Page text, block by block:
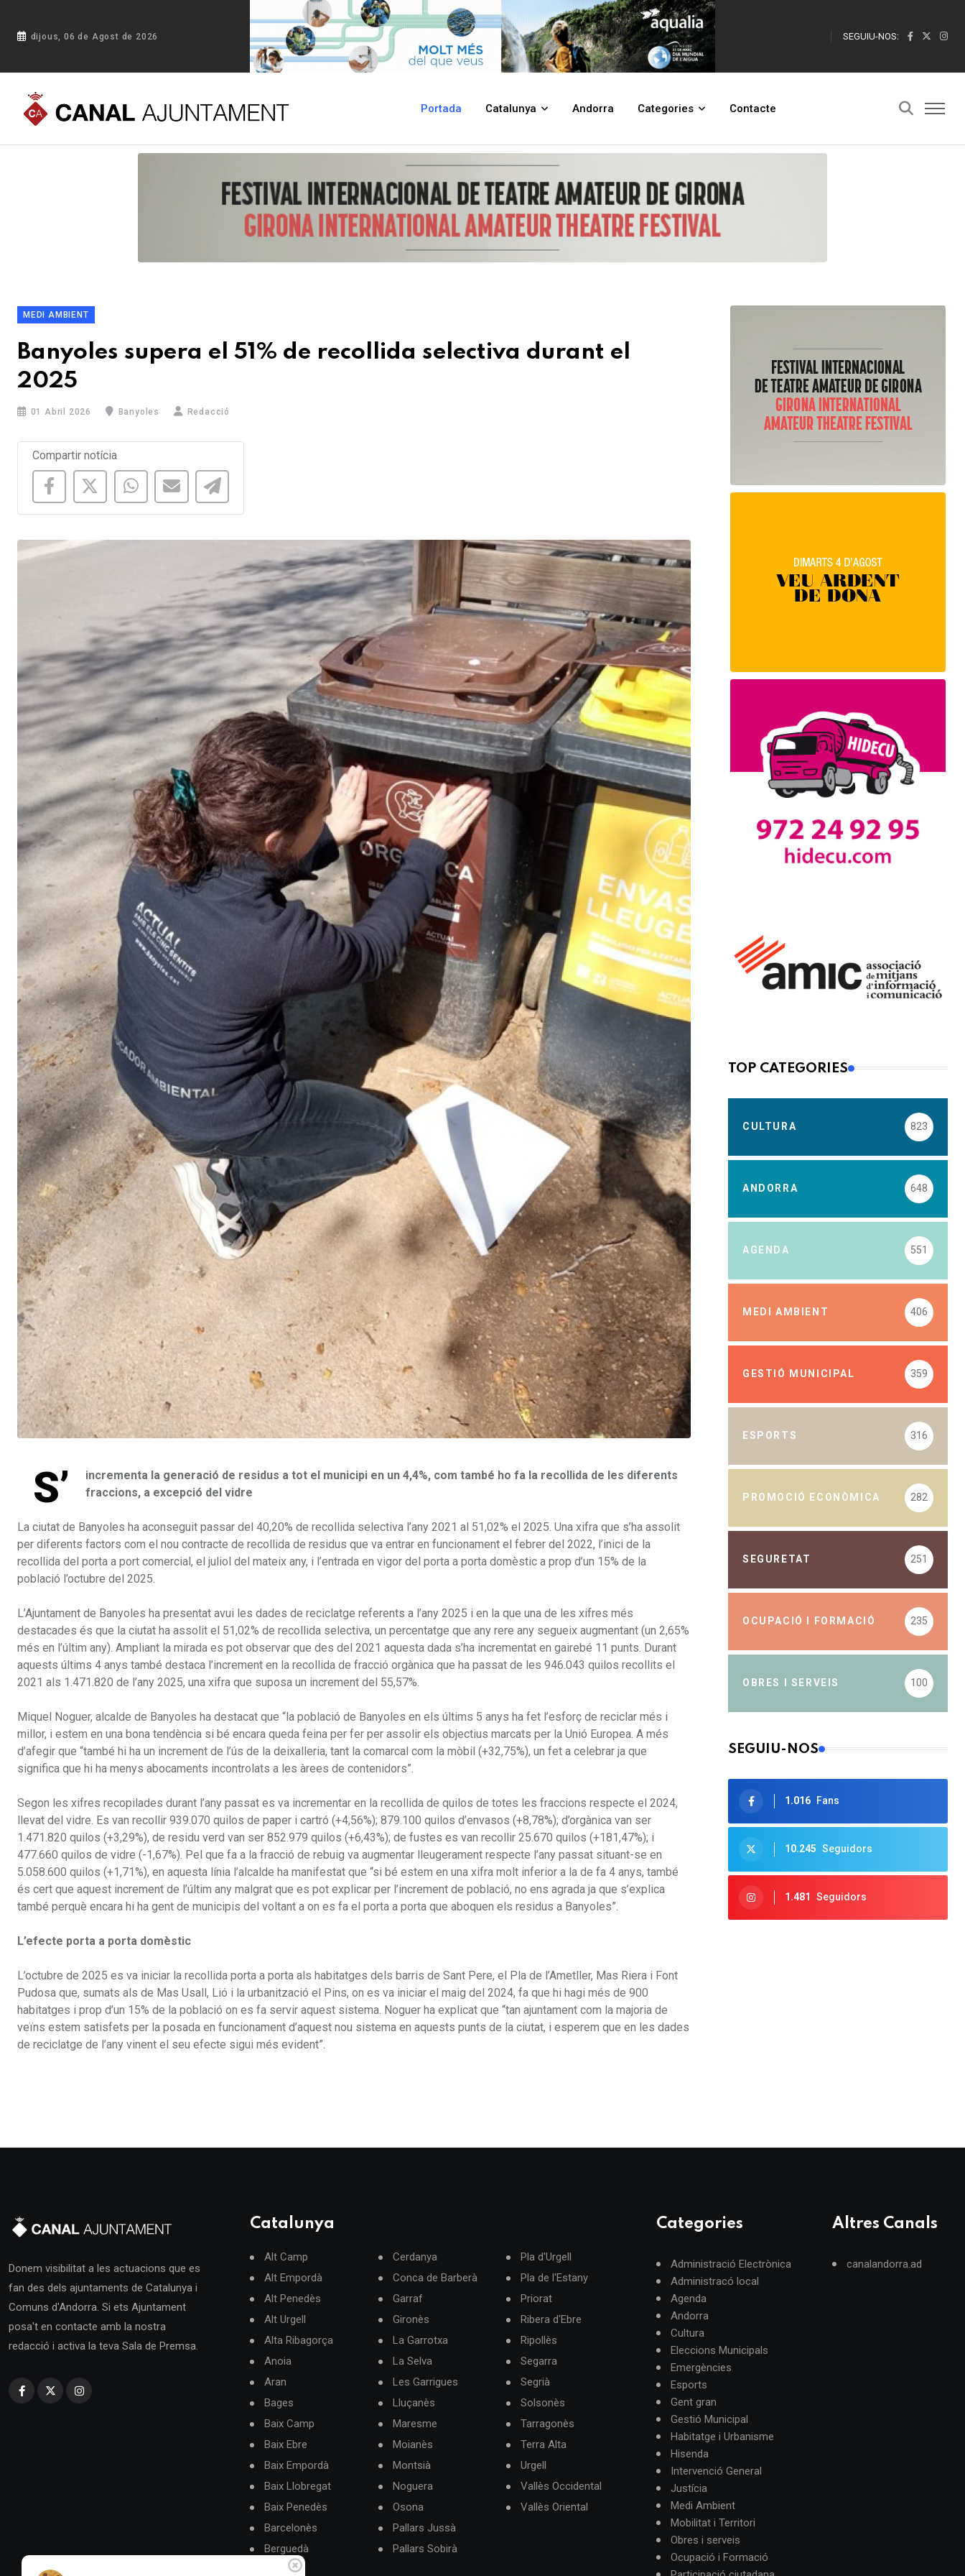
dijous, 06 de Agost de 2026 SEGUIU-NOS:
Portada Catalunya Andorra Categories Contacte
Portada Blog Banyoles supera el 51% de recollida selectiva durant el 2025
MEDI AMBIENT
Banyoles supera el 51% de recollida selectiva durant el
2025
01 Abril 2026 Banyoles Redacció
Compartir notícia
S’
incrementa la generació de residus a tot el municipi en un 4,4%, com també ho fa la recollida de les diferents
fraccions, a excepció del vidre
La ciutat de Banyoles ha aconseguit passar del 40,20% de recollida selectiva l’any 2021 al 51,02% el 2025. Una xifra que s’ha assolit
per diferents factors com el nou contracte de recollida de residus que va entrar en funcionament el febrer del 2022, l’inici de la
recollida del porta a port comercial, el juliol del mateix any, i l’entrada en vigor del porta a porta domèstic a prop d’un 15% de la
població l’octubre del 2025.
L’Ajuntament de Banyoles ha presentat avui les dades de reciclatge referents a l’any 2025 i en la que una de les xifres més
destacades és que la ciutat ha assolit el 51,02% de recollida selectiva, un percentatge que any rere any segueix augmentant (un 2,65%
més en l’últim any). Ampliant la mirada es pot observar que des del 2021 aquesta dada s’ha incrementat en gairebé 11 punts. Durant
aquests últims 4 anys també destaca l’increment en la recollida de fracció orgànica que ha passat de les 946.043 quilos recollits el
2021 als 1.471.820 de l’any 2025, una xifra que suposa un increment del 55,57%.
Miquel Noguer, alcalde de Banyoles ha destacat que “la població de Banyoles en els últims 5 anys ha fet l’esforç de reciclar més i
millor, i estem en una bona tendència si bé encara queda feina per fer per assolir els objectius marcats per la Unió Europea. A més
d’afegir que “també hi ha un increment de l’ús de la deixalleria, tant la comarcal com la mòbil (+32,75%), un fet a celebrar ja que
significa que hi ha menys abocaments incontrolats a les àrees de contenidors”.
Segon les xifres recopilades durant l’any passat es va incrementar en la recollida de quilos de totes les fraccions respecte el 2024,
llevat del vidre. Es van recollir 939.070 quilos de paper i cartró (+4,56%); 879.100 quilos d’envasos (+8,78%); d’orgànica van ser
1.471.820 quilos (+3,29%), de residu verd van ser 852.979 quilos (+6,43%); de fustes es van recollir 25.670 quilos (+181,47%); i
477.660 quilos de vidre (-1,67%). Pel que fa a la fracció de rebuig va augmentar lleugerament respecte l’any passat situant-se en
5.058.600 quilos (+1,71%), en aquesta línia l’alcalde ha manifestat que “si bé estem en una xifra molt inferior a la de fa 4 anys, també
és cert que aquest increment de l’últim any malgrat que es pot explicar per l’increment de població, no ens agrada ja que s’explica
també perquè encara hi ha gent de municipis del voltant a on es fa el porta a porta que aboquen els residus a Banyoles”.
L’efecte porta a porta domèstic
L’octubre de 2025 es va iniciar la recollida porta a porta als habitatges dels barris de Sant Pere, el Pla de l’Ametller, Mas Riera i Font
Pudosa que, sumats als de Mas Usall, Lió i la urbanització el Pins, on es va iniciar el maig del 2024, fa que hi hagi més de 900
habitatges i prop d’un 15% de la població on es fa servir aquest sistema. Noguer ha explicat que “tan ajuntament com la majoria de
veïns estem satisfets per la posada en funcionament d’aquest nou sistema en aquests punts de la ciutat, i esperem que en les dades
de reciclatge de l’any vinent el seu efecte sigui més evident”.
TOP CATEGORIES
CULTURA 823
ANDORRA 648
AGENDA 551
MEDI AMBIENT 406
GESTIÓ MUNICIPAL 359
ESPORTS 316
PROMOCIÓ ECONÒMICA 282
SEGURETAT 251
OCUPACIÓ I FORMACIÓ 235
OBRES I SERVEIS 100
SEGUIU-NOS
1.016 Fans
10.245 Seguidors
1.481 Seguidors
Donem visibilitat a les actuacions que es
fan des dels ajuntaments de Catalunya i
Comuns d'Andorra. Si ets Ajuntament
posa't en contacte amb la nostra
redacció i activa la teva Sala de Premsa.
Catalunya
Alt Camp
Alt Empordà
Alt Penedès
Alt Urgell
Alta Ribagorça
Anoia
Aran
Bages
Baix Camp
Baix Ebre
Baix Empordà
Baix Llobregat
Baix Penedès
Barcelonès
Berguedà
Cerdanya
Conca de Barberà
Garraf
Gironès
La Garrotxa
La Selva
Les Garrigues
Lluçanès
Maresme
Moianès
Montsià
Noguera
Osona
Pallars Jussà
Pallars Sobirà
Pla d'Urgell
Pla de l'Estany
Priorat
Ribera d'Ebre
Ripollès
Segarra
Segrià
Solsonès
Tarragonès
Terra Alta
Urgell
Vallès Occidental
Vallès Oriental
Categories
Administració Electrònica
Administracó local
Agenda
Andorra
Cultura
Eleccions Municipals
Emergències
Esports
Gent gran
Gestió Municipal
Habitatge i Urbanisme
Hisenda
Intervenció General
Justícia
Medi Ambient
Mobilitat i Territori
Obres i serveis
Ocupació i Formació
Altres Canals
canalandorra.ad